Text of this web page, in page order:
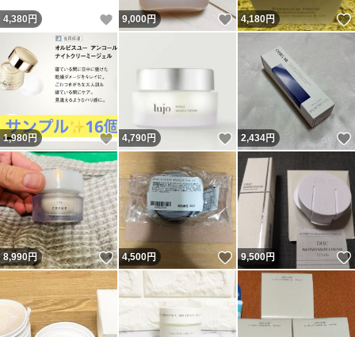
4,380 円 いいね！
9,000円 いいね！
4,180円
1,980円 いいね！
4,790 円 いいね！
2,434円
8,990円 いいね！
4,500円 いいね！
9,500円